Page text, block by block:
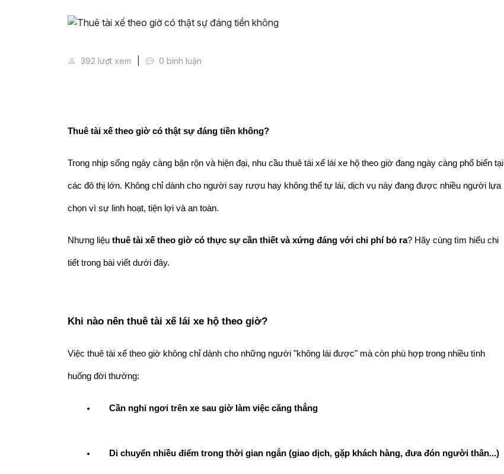
Thuê tài xế theo giờ có thật sự đáng tiền không
392 lượt xem 0 bình luận
Thuê tài xế theo giờ có thật sự đáng tiền không?
Trong nhịp sống ngày càng bận rộn và hiện đại, nhu cầu thuê tài xế lái xe hộ theo giờ đang ngày càng phổ biến tại
các đô thị lớn. Không chỉ dành cho người say rượu hay không thể tự lái, dịch vụ này đang được nhiều người lựa
chọn vì sự linh hoạt, tiện lợi và an toàn.
Nhưng liệu thuê tài xế theo giờ có thực sự cần thiết và xứng đáng với chi phí bỏ ra? Hãy cùng tìm hiểu chi
tiết trong bài viết dưới đây.
Khi nào nên thuê tài xế lái xe hộ theo giờ?
Việc thuê tài xế theo giờ không chỉ dành cho những người "không lái được" mà còn phù hợp trong nhiều tình
huống đời thường:
Cần nghỉ ngơi trên xe sau giờ làm việc căng thẳng
Di chuyển nhiều điểm trong thời gian ngắn (giao dịch, gặp khách hàng, đưa đón người thân...)